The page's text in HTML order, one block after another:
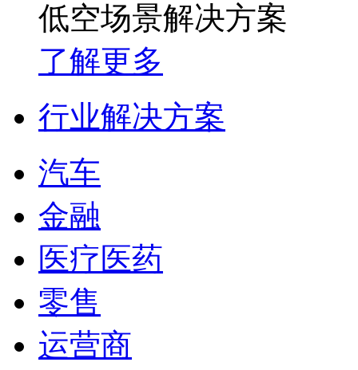
低空场景解决方案
了解更多
行业解决方案
汽车
金融
医疗医药
零售
运营商